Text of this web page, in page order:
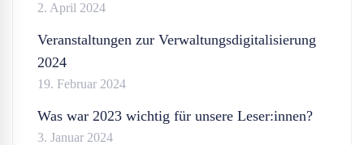
2. April 2024
Veranstaltungen zur Verwaltungsdigitalisierung
2024
19. Februar 2024
Was war 2023 wichtig für unsere Leser:innen?
3. Januar 2024